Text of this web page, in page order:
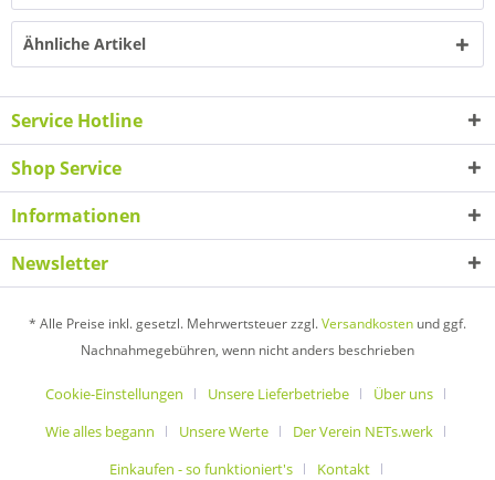
Ähnliche Artikel
Service Hotline
Shop Service
Informationen
Newsletter
* Alle Preise inkl. gesetzl. Mehrwertsteuer zzgl.Versandkosten und ggf.
Nachnahmegebühren, wenn nicht anders beschrieben
Cookie-Einstellungen Unsere Lieferbetriebe
Über uns
Wie alles begann
Unsere Werte
Der Verein NETs.werk
Einkaufen - so funktioniert's
Kontakt